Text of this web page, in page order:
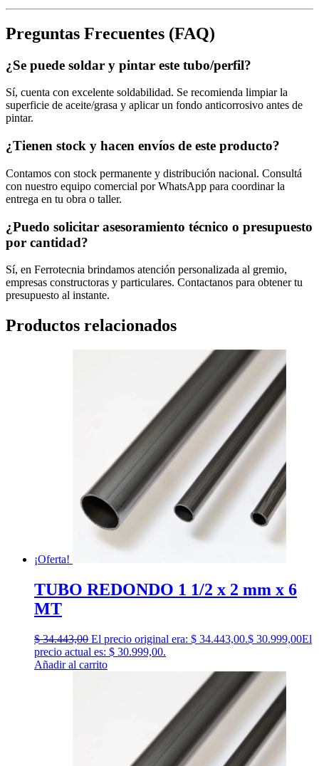
Preguntas Frecuentes (FAQ)
¿Se puede soldar y pintar este tubo/perfil?
Sí, cuenta con excelente soldabilidad. Se recomienda limpiar la
superficie de aceite/grasa y aplicar un fondo anticorrosivo antes de
pintar.
¿Tienen stock y hacen envíos de este producto?
Contamos con stock permanente y distribución nacional. Consultá
con nuestro equipo comercial por WhatsApp para coordinar la
entrega en tu obra o taller.
¿Puedo solicitar asesoramiento técnico o presupuesto
por cantidad?
Sí, en Ferrotecnia brindamos atención personalizada al gremio,
empresas constructoras y particulares. Contactanos para obtener tu
presupuesto al instante.
Productos relacionados
¡Oferta!
TUBO REDONDO 1 1/2 x 2 mm x 6
MT
$34.443,00 El precio original era: $ 34.443,00.$ 30.999,00El
precio actual es: $ 30.999,00.
Añadir al carrito